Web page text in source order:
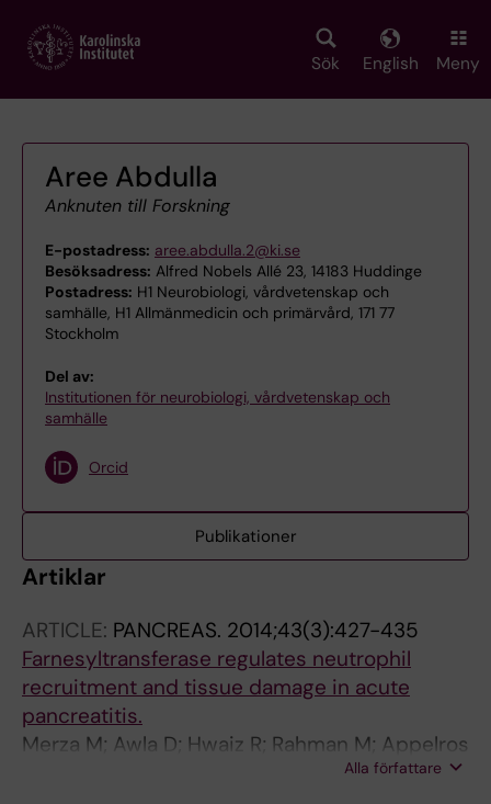
main
Sök English Meny
Aree Abdulla
Anknuten till Forskning
E-postadress: aree.abdulla.2@ki.se
Besöksadress: Alfred Nobels Allé 23, 14183 Huddinge
Postadress: H1 Neurobiologi, vårdvetenskap och
samhälle, H1 Allmänmedicin och primärvård, 171 77
Stockholm
Del av:
Institutionen för neurobiologi, vårdvetenskap och
samhälle
Orcid
Publikationer
Artiklar
ARTICLE: PANCREAS. 2014;43(3):427-435
Farnesyltransferase regulates neutrophil
recruitment and tissue damage in acute
pancreatitis.
Merza M; Awla D; Hwaiz R; Rahman M; Appelros
S; Abdulla A; Regner S; Thorlacius HAlla författare